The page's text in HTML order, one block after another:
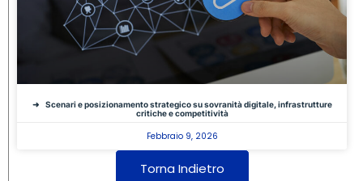
Scenari e posizionamento strategico su sovranità digitale, infrastrutture
critiche e competitività
Febbraio 9, 2026
Torna Indietro